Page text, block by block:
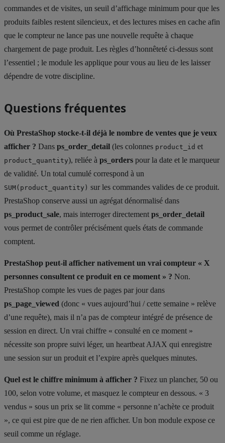
commandes et de visites, un seuil d’affichage minimum pour que les
produits faibles restent silencieux, et des lectures mises en cache afin
que le compteur ne lance pas une nouvelle requête à chaque
chargement de page produit. Les règles d’honnêteté ci-dessus sont
l’essentiel ; le module les applique pour vous au lieu de les laisser
dépendre de votre discipline.
Questions fréquentes
Où PrestaShop stocke-t-il déjà le nombre de ventes que je veux
afficher ? Dans ps_order_detail (les colonnes product_id et
product_quantity), reliée à ps_orders pour la date et le marqueur
de validité. Un total cumulé correspond à un
SUM(product_quantity) sur les commandes valides de ce produit.
PrestaShop conserve aussi un agrégat dénormalisé dans
ps_product_sale, mais interroger directement ps_order_detail
vous permet de contrôler précisément quels états de commande
comptent.
PrestaShop peut-il afficher nativement un vrai compteur « X
personnes consultent ce produit en ce moment » ? Non.
PrestaShop compte les vues de pages par jour dans
ps_page_viewed (donc « vues aujourd’hui / cette semaine » relève
d’une requête), mais il n’a pas de compteur intégré de présence de
session en direct. Un vrai chiffre « consulté en ce moment »
nécessite son propre suivi léger, un heartbeat AJAX qui enregistre
une session sur un produit et l’expire après quelques minutes.
Quel est le chiffre minimum à afficher ? Fixez un plancher, 50 ou
100, selon votre volume, et masquez le compteur en dessous. « 3
vendus » sous un prix se lit comme « personne n’achète ce produit
», ce qui est pire que de ne rien afficher. Un bon module expose ce
seuil comme un réglage.